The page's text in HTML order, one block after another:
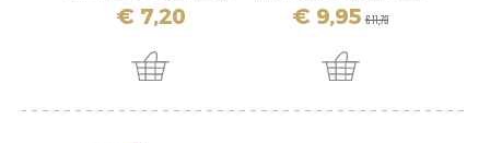
€ 7,20 € 9,95 € 11,70